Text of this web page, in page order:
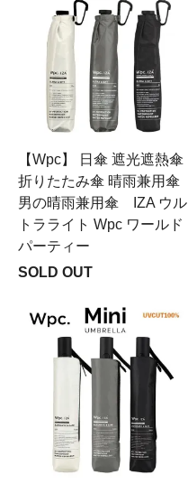
【Wpc】 日傘 遮光遮熱傘
折りたたみ傘 晴雨兼用傘
男の晴雨兼用傘 IZA ウル
トラライト Wpc ワールド
パーティー
SOLD OUT